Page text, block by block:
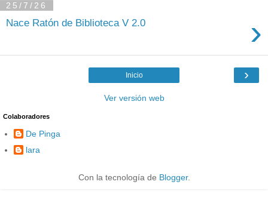
25/7/26
Nace Ratón de Biblioteca V 2.0 ›
›
Inicio
Ver versión web
Colaboradores
De Pinga
lara
Con la tecnología de Blogger.